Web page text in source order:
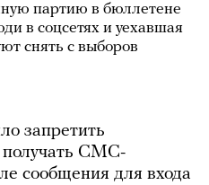
партию в бюллетене
в соцсетях и уехавшая
снять с выборов
запретить
получать СМС-
сообщения для входа